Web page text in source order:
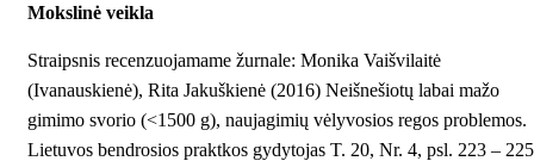
Mokslinė veikla
Straipsnis recenzuojamame žurnale: Monika Vaišvilaitė
(Ivanauskienė), Rita Jakuškienė (2016) Neišnešiotų labai mažo
gimimo svorio (<1500 g), naujagimių vėlyvosios regos problemos.
Lietuvos bendrosios praktkos gydytojas T. 20, Nr. 4, psl. 223 –